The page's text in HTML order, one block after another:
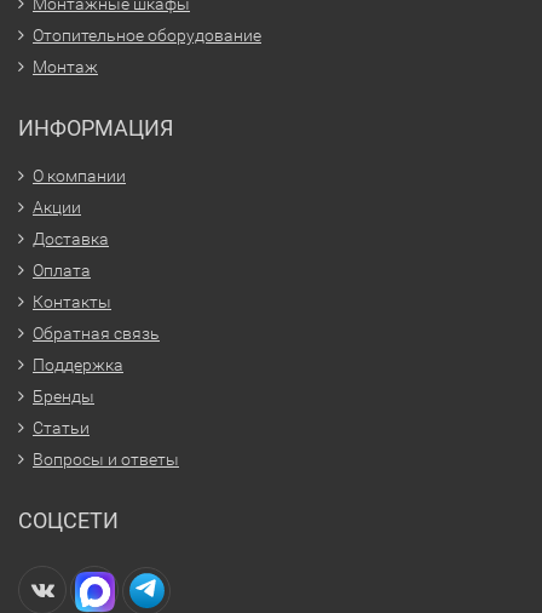
Отопительное оборудование
Монтаж
ИНФОРМАЦИЯ
О компании
Акции
Доставка
Оплата
Контакты
Обратная связь
Поддержка
Бренды
Статьи
Вопросы и ответы
СОЦСЕТИ